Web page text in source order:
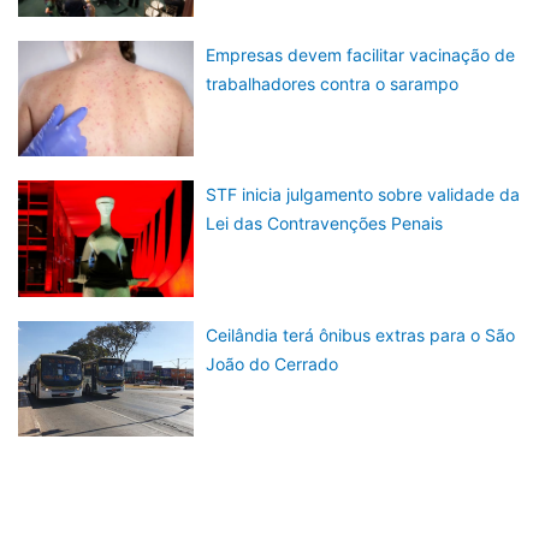
Empresas devem facilitar vacinação de
trabalhadores contra o sarampo
STF inicia julgamento sobre validade da
Lei das Contravenções Penais
Ceilândia terá ônibus extras para o São
João do Cerrado